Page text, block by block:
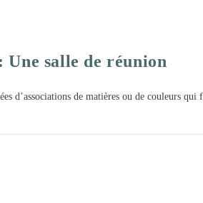
Une salle de réunion
d’associations de matières ou de couleurs